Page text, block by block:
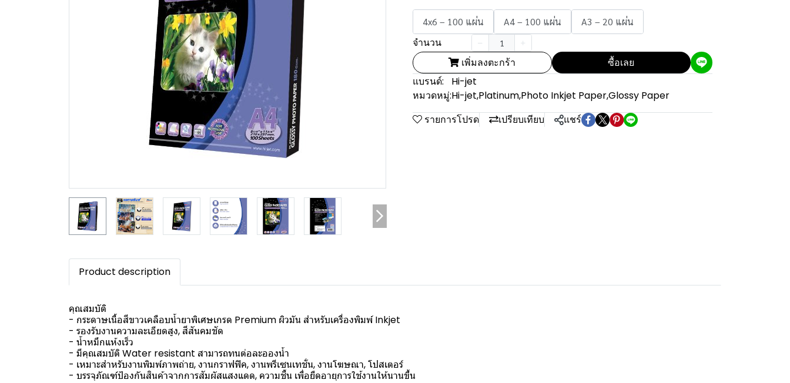
4x6 – 100 แผ่น A4 – 100 แผ่น A3 – 20 แผ่น
จำนวน
เพิ่มลงตะกร้า
ซื้อเลย
แบรนด์:
Hi-jet
หมวดหมู่:Hi-jet,Platinum,Photo Inkjet Paper,Glossy Paper
รายการโปรด
เปรียบเทียบ แชร์
Product description
คุณสมบัติ
- กระดาษเนื้อสีขาวเคลือบน้ำยาพิเศษเกรด Premium ผิวมัน สำหรับเครื่องพิมพ์ Inkjet
- รองรับงานความละเอียดสูง, สีสันคมชัด
- น้ำหมึกแห้งเร็ว
- มีคุณสมบัติ Water resistant สามารถทนต่อละอองน้ำ
- เหมาะสำหรับงานพิมพ์ภาพถ่าย, งานกราฟฟิค, งานพรีเซนเทชั่น, งานโฆษณา, โปสเตอร์
- บรรจุภัณฑ์ป้องกันสินค้าจากการสัมผัสแสงแดด, ความชื้น เพื่อยืดอายุการใช้งานให้นานขึ้น